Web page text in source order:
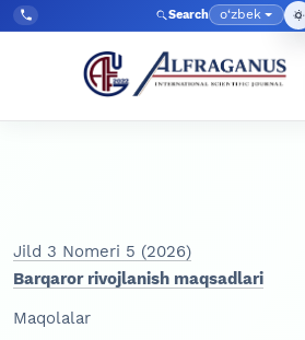
Skip to main navigation menu
Skip to main content
Skip to site footer
Tel:
+998903350930 Search Language
o‘zbek
Jild 3 Nomeri 5 (2026)
Barqaror rivojlanish maqsadlari
Maqolalar